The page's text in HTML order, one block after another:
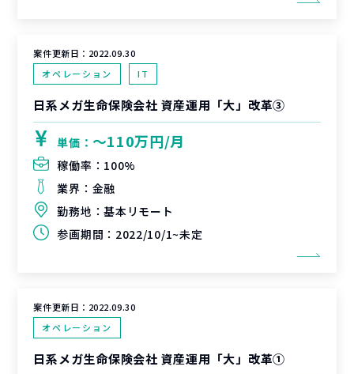
案件更新日： 2022.09.30
オペレーション
IT
日系メガ生命保険会社 資産運用「大」改革③
単価： 〜110万円/月
稼働率： 100%
業界： 金融
勤務地：基本リモート
参画期間： 2022/10/1~未定
案件更新日： 2022.09.30
オペレーション
日系メガ生命保険会社 資産運用「大」改革①